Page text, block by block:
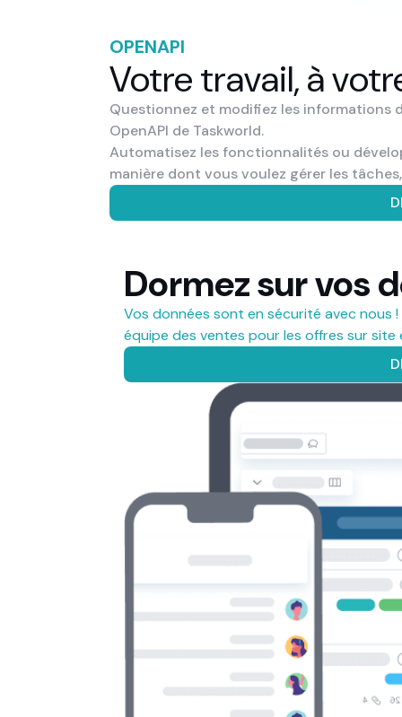
OPENAPI
Votre travail, à
Questionnez et modifiez les informations
OpenAPI de Taskworld.
Automatisez les fonctionnalités ou
manière dont vous voulez gérer les
Dormez sur vos
Vos données sont en sécurité avec
équipe des ventes pour les offres sur site